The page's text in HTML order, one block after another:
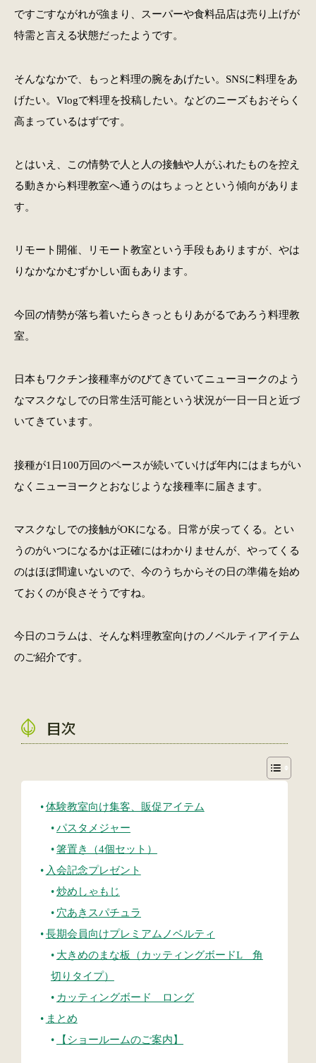
ですごすながれが強まり、スーパーや食料品店は売り上げが
特需と言える状態だったようです。
そんななかで、もっと料理の腕をあげたい。SNSに料理をあ
げたい。Vlogで料理を投稿したい。などのニーズもおそらく
高まっているはずです。
とはいえ、この情勢で人と人の接触や人がふれたものを控え
る動きから料理教室へ通うのはちょっとという傾向がありま
す。
リモート開催、リモート教室という手段もありますが、やは
りなかなかむずかしい面もあります。
今回の情勢が落ち着いたらきっともりあがるであろう料理教
室。
日本もワクチン接種率がのびてきていてニューヨークのよう
なマスクなしでの日常生活可能という状況が一日一日と近づ
いてきています。
接種が1日100万回のペースが続いていけば年内にはまちがい
なくニューヨークとおなじような接種率に届きます。
マスクなしでの接触がOKになる。日常が戻ってくる。とい
うのがいつになるかは正確にはわかりませんが、やってくる
のはほぼ間違いないので、今のうちからその日の準備を始め
ておくのが良さそうですね。
今日のコラムは、そんな料理教室向けのノベルティアイテム
のご紹介です。
目次
体験教室向け集客、販促アイテム
パスタメジャー
箸置き（4個セット）
入会記念プレゼント
炒めしゃもじ
穴あきスパチュラ
長期会員向けプレミアムノベルティ
大きめのまな板（カッティングボードL 角
切りタイプ）
カッティングボード ロング
まとめ
【ショールームのご案内】